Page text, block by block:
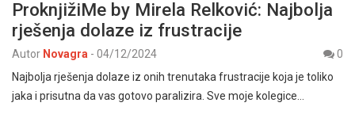
ProknjižiMe by Mirela Relković: Najbolja
rješenja dolaze iz frustracije
Autor Novagra - 04/12/2024
0
Najbolja rješenja dolaze iz onih trenutaka frustracije koja je toliko
jaka i prisutna da vas gotovo paralizira. Sve moje kolegice…